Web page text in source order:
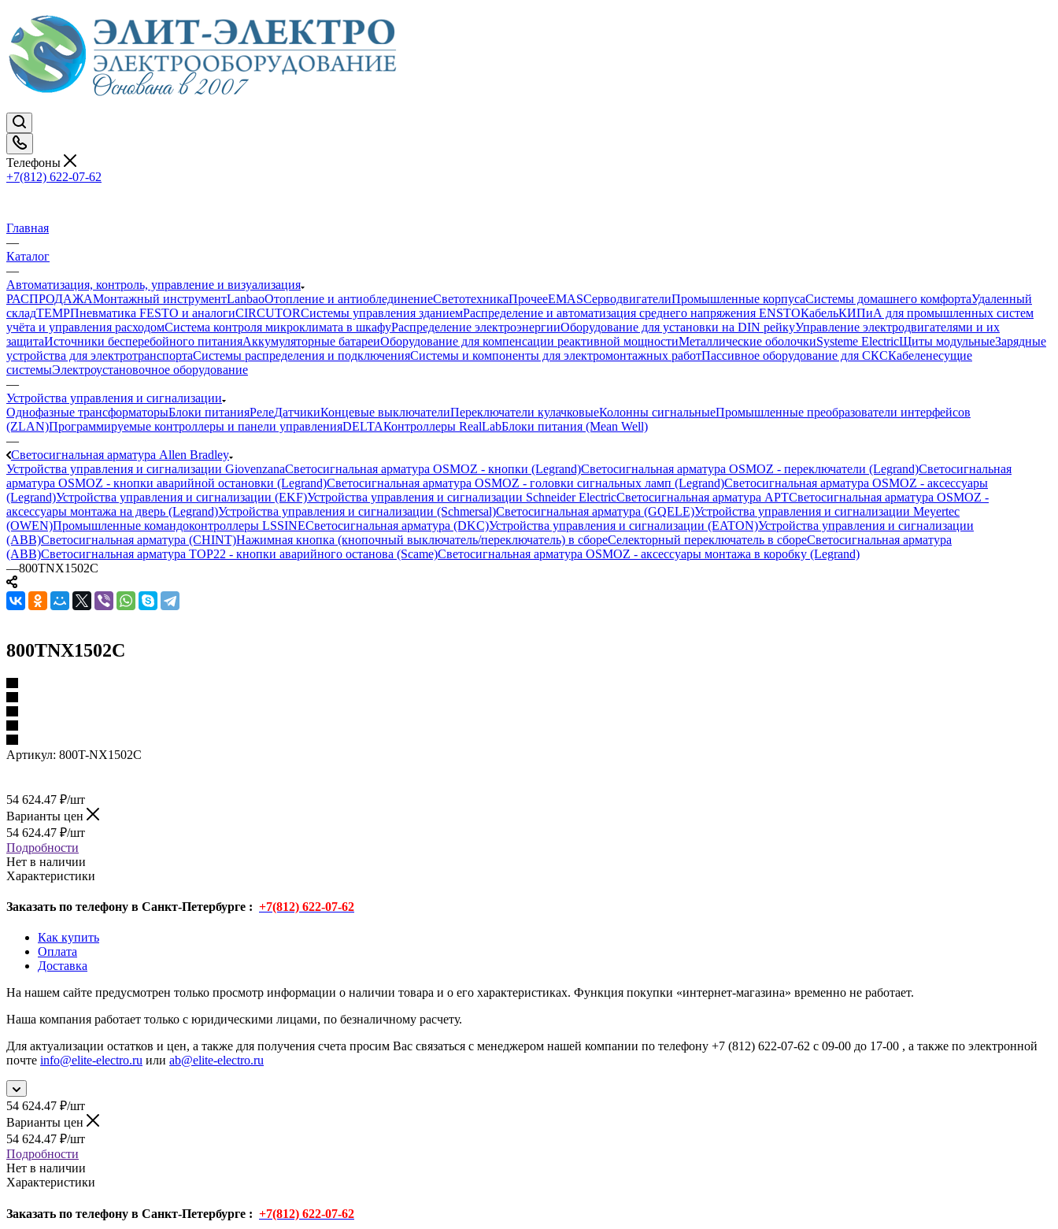
Телефоны
+7(812) 622-07-62
Главная
—
Каталог
—
Автоматизация, контроль, управление и визуализация
РАСПРОДАЖАМонтажный инструментLanbaoОтопление и антиоблединениеСветотехникаПрочееEMASCерводвигателиПромышленные корпусаСистемы домашнего комфортаУдаленный
складTEMPПневматика FESTO и аналогиCIRCUTORСистемы управления зданиемРаспределение и автоматизация среднего напряжения ENSTOКабельКИПиА для промышленных систем
учёта и управления расходомСистема контроля микроклимата в шкафуРаспределение электроэнергииОборудование для установки на DIN рейкуУправление электродвигателями и их
защитаИсточники бесперебойного питанияАккумуляторные батареиОборудование для компенсации реактивной мощностиМеталлические оболочкиSysteme ElectricЩиты модульныеЗарядные
устройства для электротранспортаСистемы распределения и подключенияСистемы и компоненты для электромонтажных работПассивное оборудование для СКСКабеленесущие
системыЭлектроустановочное оборудование
—
Устройства управления и сигнализации
Однофазные трансформаторыБлоки питанияРелеДатчикиКонцевые выключателиПереключатели кулачковыеКолонны сигнальныеПромышленные преобразователи интерфейсов
(ZLAN)Программируемые контроллеры и панели управленияDELTAКонтроллеры RealLabБлоки питания (Mean Well)
—
Светосигнальная арматура Allen Bradley
Устройства управления и сигнализации GiovenzanaСветосигнальная арматура OSMOZ - кнопки (Legrand)Светосигнальная арматура OSMOZ - переключатели (Legrand)Светосигнальная
арматура OSMOZ - кнопки аварийной остановки (Legrand)Светосигнальная арматура OSMOZ - головки сигнальных ламп (Legrand)Светосигнальная арматура OSMOZ - аксессуары
(Legrand)Устройства управления и сигнализации (EKF)Устройства управления и сигнализации Schneider ElectricСветосигнальная арматура APTСветосигнальная арматура OSMOZ -
аксессуары монтажа на дверь (Legrand)Устройства управления и сигнализации (Schmersal)Светосигнальная арматура (GQELE)Устройства управления и сигнализации Meyertec
(OWEN)Промышленные командоконтроллеры LSSINEСветосигнальная арматура (DKC)Устройства управления и сигнализации (EATON)Устройства управления и сигнализации
(ABB)Светосигнальная арматура (CHINT)Нажимная кнопка (кнопочный выключатель/переключатель) в сбореСелекторный переключатель в сбореСветосигнальная арматура
(ABB)Светосигнальная арматура TOP22 - кнопки аварийного останова (Scame)Светосигнальная арматура OSMOZ - аксессуары монтажа в коробку (Legrand)
—800TNX1502C
800TNX1502C
Артикул: 800T-NX1502C
54 624.47 ₽/шт
Варианты цен
54 624.47 ₽/шт
Подробности
Нет в наличии
Характеристики
Заказать по телефону в Санкт-Петербурге : +7(812) 622-07-62
Как купить
Оплата
Доставка
На нашем сайте предусмотрен только просмотр информации о наличии товара и о его характеристиках. Функция покупки «интернет-магазина» временно не работает.
Наша компания работает только с юридическими лицами, по безналичному расчету.
Для актуализации остатков и цен, а также для получения счета просим Вас связаться с менеджером нашей компании по телефону +7 (812) 622-07-62 с 09-00 до 17-00 , а также по электронной
почте info@elite-electro.ru или ab@elite-electro.ru
54 624.47 ₽/шт
Варианты цен
54 624.47 ₽/шт
Подробности
Нет в наличии
Характеристики
Заказать по телефону в Санкт-Петербурге : +7(812) 622-07-62